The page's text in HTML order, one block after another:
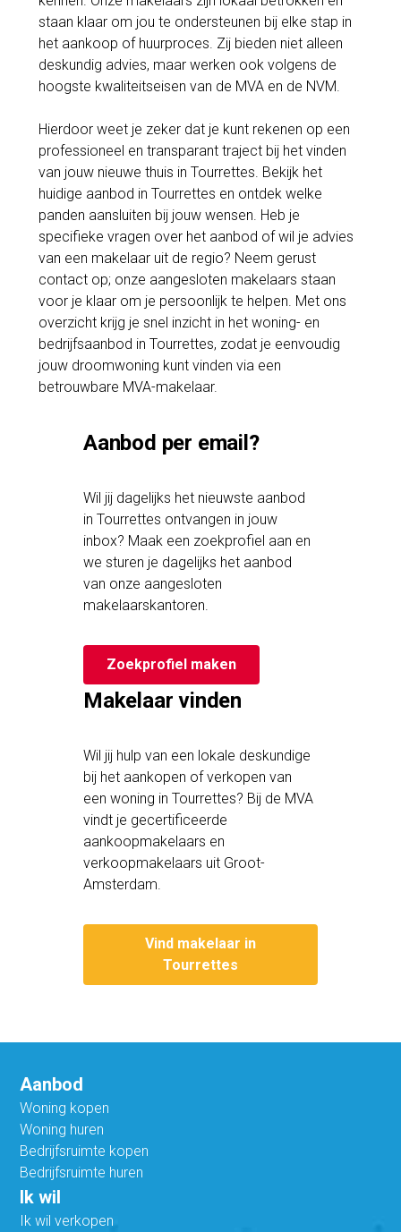
staan klaar om jou te ondersteunen bij elke stap in
het aankoop of huurproces. Zij bieden niet alleen
deskundig advies, maar werken ook volgens de
hoogste kwaliteitseisen van de MVA en de NVM.
Hierdoor weet je zeker dat je kunt rekenen op een
professioneel en transparant traject bij het vinden
van jouw nieuwe thuis in Tourrettes. Bekijk het
huidige aanbod in Tourrettes en ontdek welke
panden aansluiten bij jouw wensen. Heb je
specifieke vragen over het aanbod of wil je advies
van een makelaar uit de regio? Neem gerust
contact op; onze aangesloten makelaars staan
voor je klaar om je persoonlijk te helpen. Met ons
overzicht krijg je snel inzicht in het woning- en
bedrijfsaanbod in Tourrettes, zodat je eenvoudig
jouw droomwoning kunt vinden via een
betrouwbare MVA-makelaar.
Aanbod per email?
Wil jij dagelijks het nieuwste aanbod
in Tourrettes ontvangen in jouw
inbox? Maak een zoekprofiel aan en
we sturen je dagelijks het aanbod
van onze aangesloten
makelaarskantoren.
Zoekprofiel maken
Makelaar vinden
Wil jij hulp van een lokale deskundige
bij het aankopen of verkopen van
een woning in Tourrettes? Bij de MVA
vindt je gecertificeerde
aankoopmakelaars en
verkoopmakelaars uit Groot-
Amsterdam.
Vind makelaar in
Tourrettes
Aanbod
Woning kopen
Woning huren
Bedrijfsruimte kopen
Bedrijfsruimte huren
Ik wil
Ik wil verkopen